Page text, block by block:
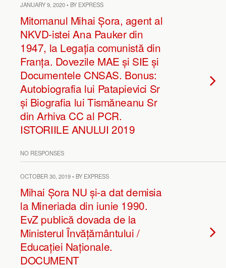
JANUARY 9, 2020 • BY EXPRESS
Mitomanul Mihai Șora, agent al
NKVD-istei Ana Pauker din
1947, la Legația comunistă din
Franța. Dovezile MAE și SIE și
Documentele CNSAS. Bonus:
Autobiografia lui Patapievici Sr
și Biografia lui Tismăneanu Sr
din Arhiva CC al PCR.
ISTORIILE ANULUI 2019
NO RESPONSES
OCTOBER 30, 2019 • BY EXPRESS
Mihai Șora NU și-a dat demisia
la Mineriada din iunie 1990.
EvZ publică dovada de la
Ministerul Învățământului /
Educației Naționale.
DOCUMENT